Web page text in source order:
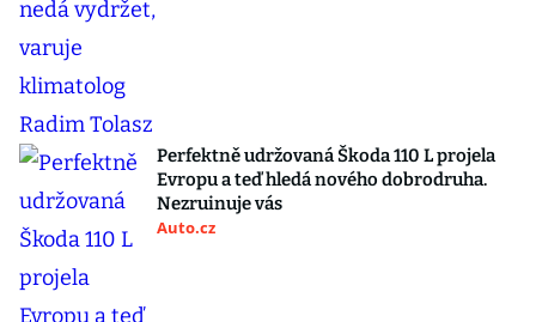
Perfektně udržovaná Škoda 110 L projela
Evropu a teď hledá nového dobrodruha.
Nezruinuje vás
Auto.cz